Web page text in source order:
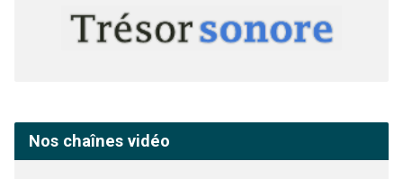
Nos chaînes vidéo